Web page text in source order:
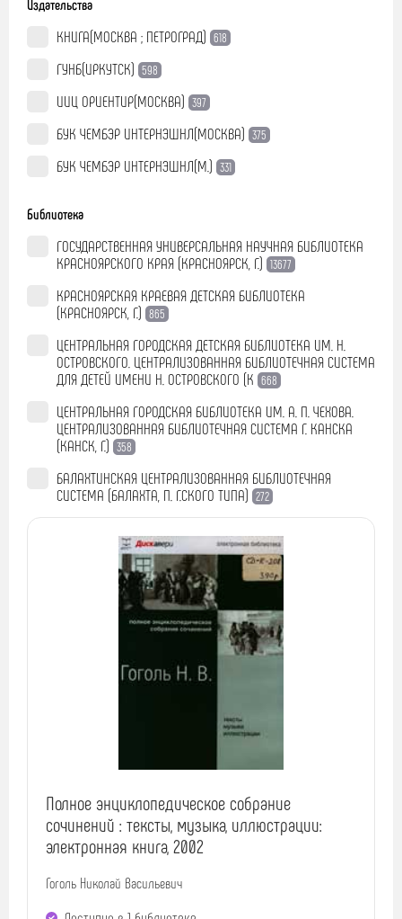
Издательства
КНИГА(МОСКВА ; ПЕТРОГРАД) 618
ГУНБ(ИРКУТСК) 598
ИИЦ ОРИЕНТИР(МОСКВА) 397
БУК ЧЕМБЭР ИНТЕРНЭШНЛ(МОСКВА) 375
БУК ЧЕМБЭР ИНТЕРНЭШНЛ(М.) 331
Библиотека
ГОСУДАРСТВЕННАЯ УНИВЕРСАЛЬНАЯ НАУЧНАЯ БИБЛИОТЕКА
КРАСНОЯРСКОГО КРАЯ (КРАСНОЯРСК, Г.) 13677
КРАСНОЯРСКАЯ КРАЕВАЯ ДЕТСКАЯ БИБЛИОТЕКА
(КРАСНОЯРСК, Г.) 865
ЦЕНТРАЛЬНАЯ ГОРОДСКАЯ ДЕТСКАЯ БИБЛИОТЕКА ИМ. Н.
ОСТРОВСКОГО. ЦЕНТРАЛИЗОВАННАЯ БИБЛИОТЕЧНАЯ СИСТЕМА
ДЛЯ ДЕТЕЙ ИМЕНИ Н. ОСТРОВСКОГО (К 668
ЦЕНТРАЛЬНАЯ ГОРОДСКАЯ БИБЛИОТЕКА ИМ. А. П. ЧЕХОВА.
ЦЕНТРАЛИЗОВАННАЯ БИБЛИОТЕЧНАЯ СИСТЕМА Г. КАНСКА
(КАНСК, Г.) 358
БАЛАХТИНСКАЯ ЦЕНТРАЛИЗОВАННАЯ БИБЛИОТЕЧНАЯ
СИСТЕМА (БАЛАХТА, П. Г.СКОГО ТИПА) 272
Полное энциклопедическое собрание
сочинений : тексты, музыка, иллюстрации:
электронная книга, 2002
Гоголь Николай Васильевич